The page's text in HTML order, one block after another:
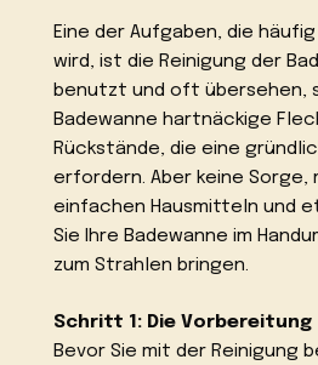
Eine der Aufgaben, die
wird, ist die Reinigung der
benutzt und oft übersehen,
Badewanne hartnäckige
Rückstände, die eine
erfordern. Aber keine Sorge,
einfachen Hausmitteln und
Sie Ihre Badewanne im
zum Strahlen bringen.
Schritt 1: Die Vorbereitung
Bevor Sie mit der Reinigung